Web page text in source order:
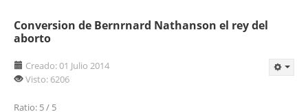
Conversion de Bernrnard Nathanson el rey del
aborto
Creado: 01 Julio 2014
Visto: 6206
Ratio: 5 / 5